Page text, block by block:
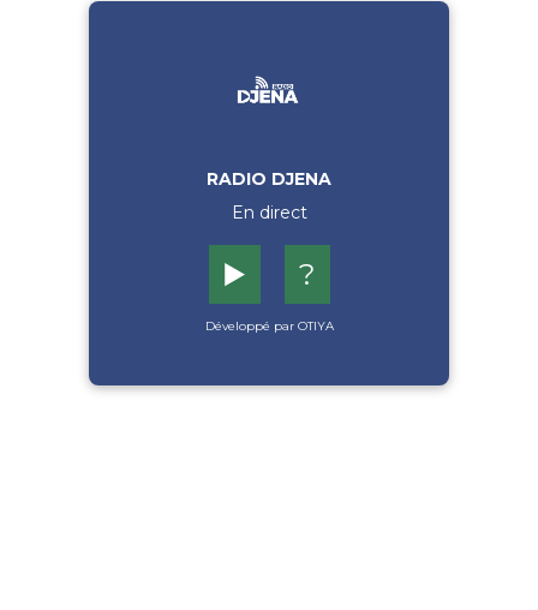
RADIO DJENA
En direct
▶️ ?
Développé par OTIYA